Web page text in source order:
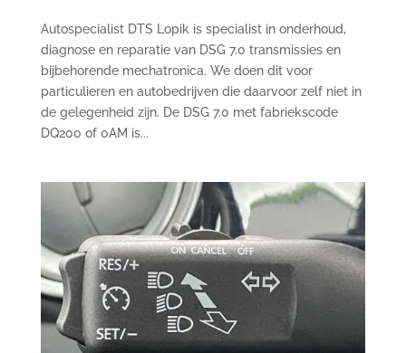
Autospecialist DTS Lopik is specialist in onderhoud,
diagnose en reparatie van DSG 7.0 transmissies en
bijbehorende mechatronica. We doen dit voor
particulieren en autobedrijven die daarvoor zelf niet in
de gelegenheid zijn. De DSG 7.0 met fabriekscode
DQ200 of 0AM is...